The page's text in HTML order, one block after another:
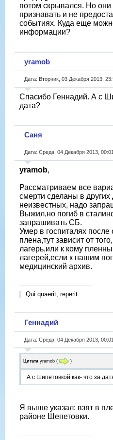
потом скрывался. Но они
признавать и не
событиях. Куда еще
информации?
yramob
Дата: Вторник, 03 Декабря 2013,
Спасибо Геннадий. А с
дата?
Саня
Дата: Среда, 04 Декабря 2013,
yramob,
Рассматриваем все
смерти сделаны в других
неизвестных, надо
Выжил,но погиб в
запрашивать СБ.
Умер в госпиталях
плена,тут зависит от
лагерь,или к кому
лагерей,если к нашим
медицинский архив.
Qui quaerit, reperit
Геннадий
Дата: Среда, 04 Декабря 2013,
Цитата yramob ( )
А с Шипетовкой как- что за
Я выше указал: взят в
районе Шепетовки.